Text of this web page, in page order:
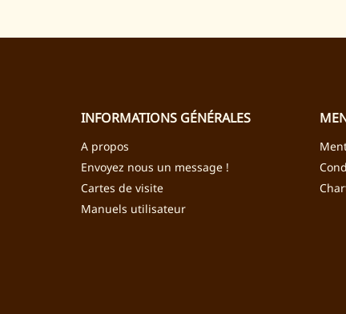
INFORMATIONS GÉNÉRALES
A propos
Envoyez nous un message !
Cartes de visite
Manuels utilisateur